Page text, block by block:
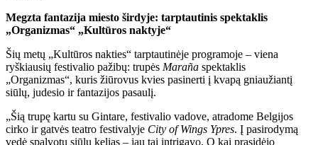
Megzta fantazija miesto širdyje: tarptautinis spektaklis
„Organizmas“ „Kultūros naktyje“
Šių metų „Kultūros nakties“ tarptautinėje programoje – viena
ryškiausių festivalio pažibų: trupės Maraña spektaklis
„Organizmas“, kuris žiūrovus kvies pasinerti į kvapą gniaužiantį
siūlų, judesio ir fantazijos pasaulį.
„Šią trupę kartu su Gintare, festivalio vadove, atradome Belgijos
cirko ir gatvės teatro festivalyje City of Wings Ypres. Į pasirodymą
vedė spalvotų siūlų kelias – jau tai intrigavo. O kai prasidėjo